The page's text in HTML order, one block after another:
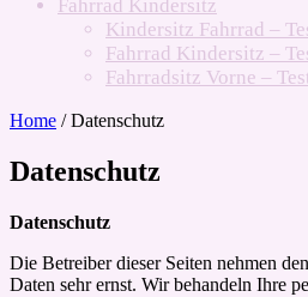
Fahrrad Kindersitz
Kindersitz Fahrrad –
Fahrrad Kindersitz –
Fahrradsitz Vorne –
Home / Datenschutz
Datenschutz
Datenschutz
Die Betreiber dieser Seiten nehmen
Daten sehr ernst. Wir behandeln Ihre